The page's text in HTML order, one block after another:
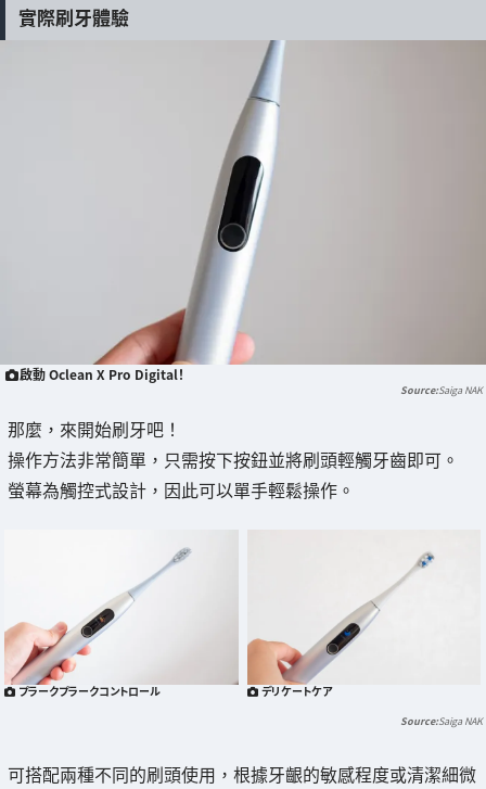
實際刷牙體驗
啟動 Oclean X Pro Digital！
Saiga NAK
那麼，來開始刷牙吧！
操作方法非常簡單，只需按下按鈕並將刷頭輕觸牙齒即可。
螢幕為觸控式設計，因此可以單手輕鬆操作。
プラークプラークコントロール デリケートケア
Saiga NAK
可搭配兩種不同的刷頭使用，根據牙齦的敏感程度或清潔細微